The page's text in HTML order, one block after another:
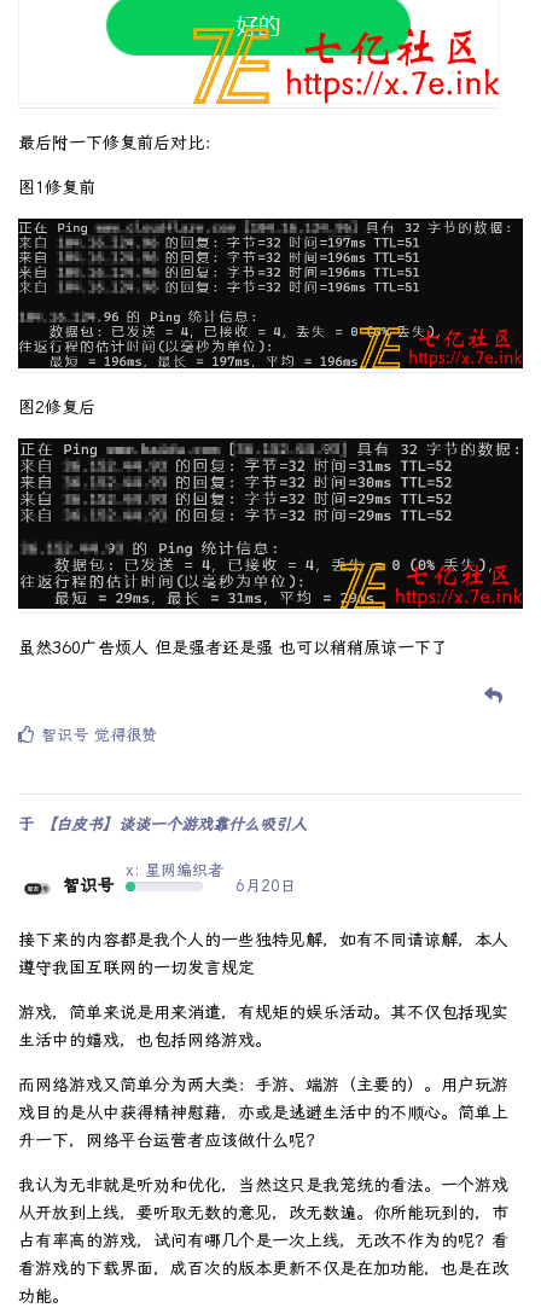
最后附一下修复前后对比：
图1修复前
图2修复后
虽然360广告烦人 但是强者还是强 也可以稍稍原谅一下了
智识号 觉得很赞
于 【白皮书】谈谈一个游戏靠什么吸引人
智识号
x: 星网编织者
6月20日
接下来的内容都是我个人的一些独特见解，如有不同请谅解，本人
遵守我国互联网的一切发言规定
游戏，简单来说是用来消遣，有规矩的娱乐活动。其不仅包括现实
生活中的嬉戏，也包括网络游戏。
而网络游戏又简单分为两大类：手游、端游（主要的）。用户玩游
戏目的是从中获得精神慰藉，亦或是逃避生活中的不顺心。简单上
升一下，网络平台运营者应该做什么呢？
我认为无非就是听劝和优化，当然这只是我笼统的看法。一个游戏
从开放到上线，要听取无数的意见，改无数遍。你所能玩到的，市
占有率高的游戏，试问有哪几个是一次上线，无改不作为的呢？看
看游戏的下载界面，成百次的版本更新不仅是在加功能，也是在改
功能。